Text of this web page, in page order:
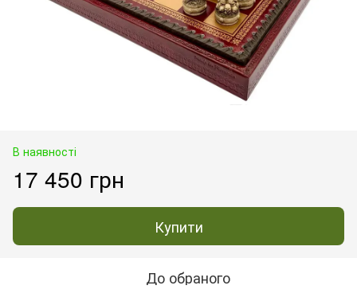
В наявності
17 450 грн
Купити
До обраного